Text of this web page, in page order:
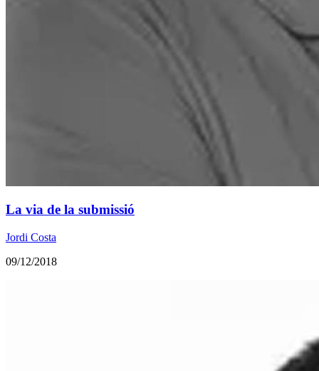
La via de la submissió
Jordi Costa
09/12/2018